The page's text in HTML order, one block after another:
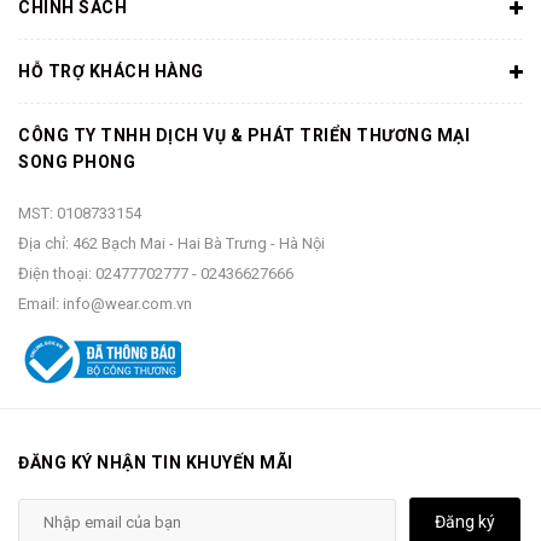
thấp của Converse này có thể hội tụ đủ mọi mong muốn của
ái, mà vẫn cực kỳ thời trang, Chuck 70 xứng đáng là một
Converse.
CHÍNH SÁCH
HỖ TRỢ KHÁCH HÀNG
CÔNG TY TNHH DỊCH VỤ & PHÁT TRIỂN THƯƠNG MẠI
SONG PHONG
MST: 0108733154
Địa chỉ: 462 Bạch Mai - Hai Bà Trưng - Hà Nội
Điện thoại: 02477702777 - 02436627666
Email: info@wear.com.vn
ĐĂNG KÝ NHẬN TIN KHUYẾN MÃI
Đăng ký